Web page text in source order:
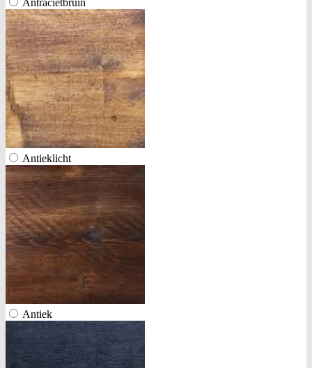
Antracietbruin
Antieklicht
Antiek